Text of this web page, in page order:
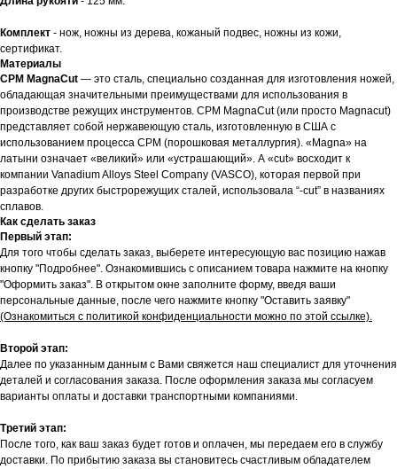
Комплект - нож, ножны из дерева, кожаный подвес, ножны из кожи,
сертификат.
Материалы
CPM MagnaCut — это сталь, специально созданная для изготовления ножей,
обладающая значительными преимуществами для использования в
производстве режущих инструментов. CPM MagnaCut (или просто Magnacut)
представляет собой нержавеющую сталь, изготовленную в США с
использованием процесса CPM (порошковая металлургия). «Magna» на
латыни означает «великий» или «устрашающий». А «cut» восходит к
компании Vanadium Alloys Steel Company (VASCO), которая первой при
разработке других быстрорежущих сталей, использовала “-cut” в названиях
сплавов.
Как сделать заказ
Первый этап:
Для того чтобы сделать заказ, выберете интересующую вас позицию нажав
кнопку "Подробнее". Ознакомившись с описанием товара нажмите на кнопку
"Оформить заказ". В открытом окне заполните форму, введя ваши
персональные данные, после чего нажмите кнопку "Оставить заявку"
(Ознакомиться с политикой конфиденциальности можно по этой ссылке).
Второй этап:
Далее по указанным данным с Вами свяжется наш специалист для уточнения
деталей и согласования заказа. После оформления заказа мы согласуем
варианты оплаты и доставки транспортными компаниями.
Третий этап:
После того, как ваш заказ будет готов и оплачен, мы передаем его в службу
доставки. По прибытию заказа вы становитесь счастливым обладателем